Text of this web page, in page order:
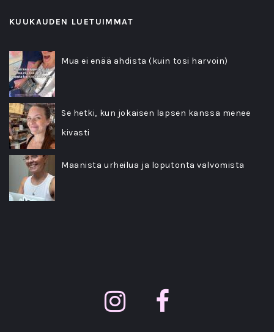
KUUKAUDEN LUETUIMMAT
Mua ei enää ahdista (kuin tosi harvoin)
Se hetki, kun jokaisen lapsen kanssa menee
kivasti
Maanista urheilua ja loputonta valvomista